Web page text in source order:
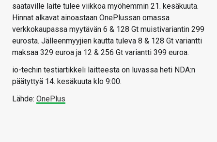
saataville laite tulee viikkoa myöhemmin 21. kesäkuuta.
Hinnat alkavat ainoastaan OnePlussan omassa
verkkokaupassa myytävän 6 & 128 Gt muistivariantin 299
eurosta. Jälleenmyyjien kautta tuleva 8 & 128 Gt variantti
maksaa 329 euroa ja 12 & 256 Gt variantti 399 euroa.
io-techin testiartikkeli laitteesta on luvassa heti NDA:n
päätyttyä 14. kesäkuuta klo 9:00.
Lähde: OnePlus